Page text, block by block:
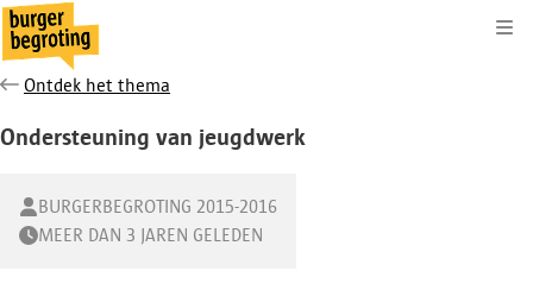
Ontdek het thema
Ondersteuning van jeugdwerk
BURGERBEGROTING 2015-2016
MEER DAN 3 JAREN GELEDEN